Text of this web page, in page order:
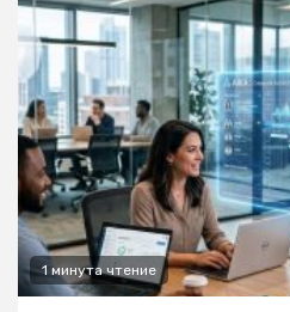
1 минута чтение